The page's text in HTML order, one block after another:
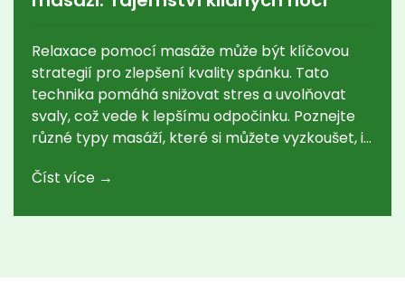
Relaxace pomocí masáže může být klíčovou
strategií pro zlepšení kvality spánku. Tato
technika pomáhá snižovat stres a uvolňovat
svaly, což vede k lepšímu odpočinku. Poznejte
různé typy masáží, které si můžete vyzkoušet, i
Zjistěte, jak začlenit tuto osvědčenou metodu
Číst více →